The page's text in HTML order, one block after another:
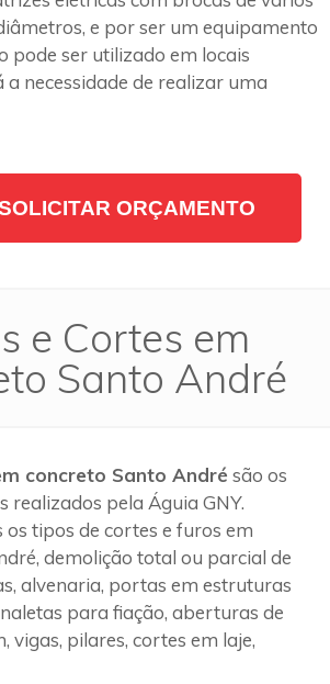
e por ser um equipamento
pode ser utilizado em locais
a necessidade de realizar uma
ORÇAMENTO
e Cortes em
Santo André
concreto Santo André são os
realizados pela Águia GNY.
os tipos de cortes e furos em
demolição total ou parcial de
alvenaria, portas em estruturas
para fiação, aberturas de
vigas, pilares, cortes em laje,